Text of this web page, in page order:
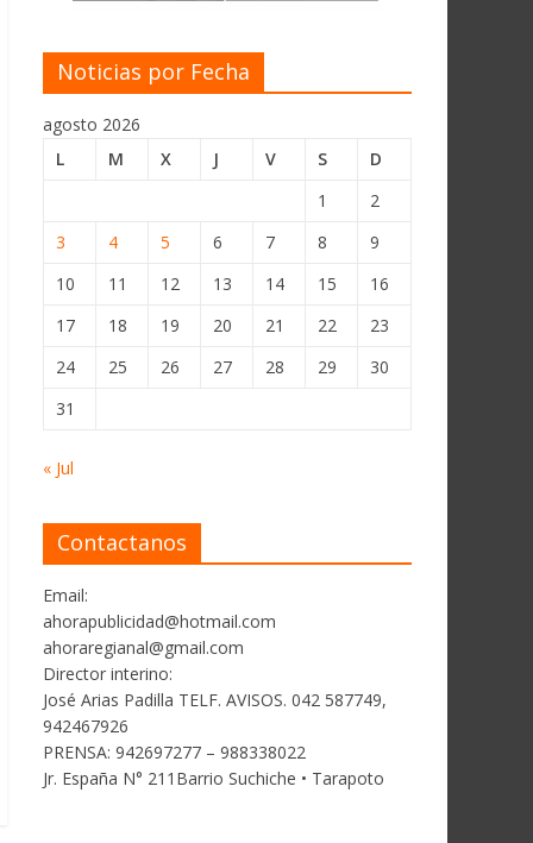
Noticias por Fecha
agosto 2026
L
M X J V S
D
1
2
3
4 5 6 7 8
9
10
11 12 13 14 15
16
17
18 19 20 21 22
23
24
25 26 27 28 29
30
31
« Jul
Contactanos
Email:
ahorapublicidad@hotmail.com
ahoraregianal@gmail.com
Director interino:
José Arias Padilla TELF. AVISOS. 042 587749,
942467926
PRENSA: 942697277 – 988338022
Jr. España N° 211Barrio Suchiche • Tarapoto